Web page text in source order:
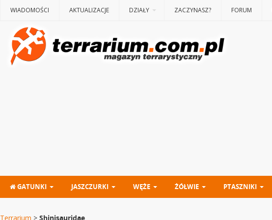
WIADOMOŚCI AKTUALIZACJE DZIAŁY ZACZYNASZ? FORUM
GATUNKI JASZCZURKI WĘŻE ŻÓŁWIE PTASZNIKI
Terrarium > Shinisauridae